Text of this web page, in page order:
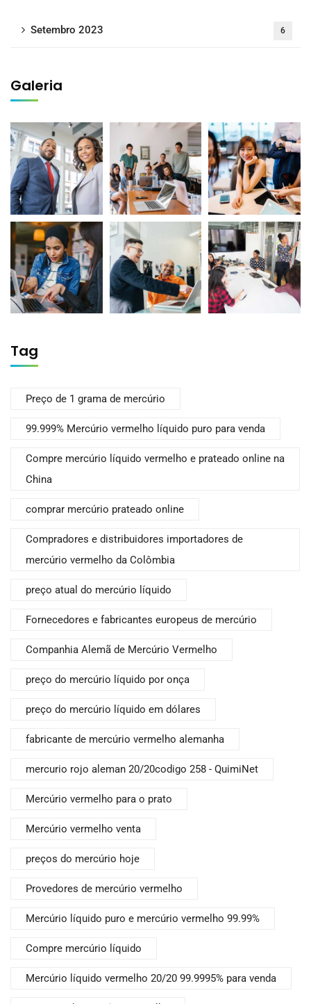
Setembro 2023 6
Galeria
Tag
Preço de 1 grama de mercúrio
99.999% Mercúrio vermelho líquido puro para venda
Compre mercúrio líquido vermelho e prateado online na
China
comprar mercúrio prateado online
Compradores e distribuidores importadores de
mercúrio vermelho da Colômbia
preço atual do mercúrio líquido
Fornecedores e fabricantes europeus de mercúrio
Companhia Alemã de Mercúrio Vermelho
preço do mercúrio líquido por onça
preço do mercúrio líquido em dólares
fabricante de mercúrio vermelho alemanha
mercurio rojo aleman 20/20codigo 258 - QuimiNet
Mercúrio vermelho para o prato
Mercúrio vermelho venta
preços do mercúrio hoje
Provedores de mercúrio vermelho
Mercúrio líquido puro e mercúrio vermelho 99.99%
Compre mercúrio líquido
Mercúrio líquido vermelho 20/20 99.9995% para venda